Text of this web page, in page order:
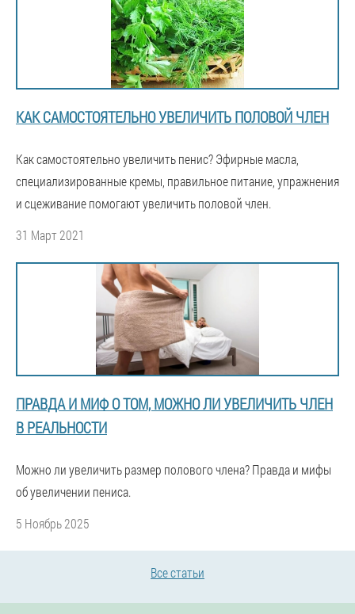
КАК САМОСТОЯТЕЛЬНО УВЕЛИЧИТЬ ПОЛОВОЙ ЧЛЕН
Как самостоятельно увеличить пенис? Эфирные масла,
специализированные кремы, правильное питание, упражнения
и сцеживание помогают увеличить половой член.
31 Март 2021
ПРАВДА И МИФ О ТОМ, МОЖНО ЛИ УВЕЛИЧИТЬ ЧЛЕН
В РЕАЛЬНОСТИ
Можно ли увеличить размер полового члена? Правда и мифы
об увеличении пениса.
5 Ноябрь 2025
Все статьи